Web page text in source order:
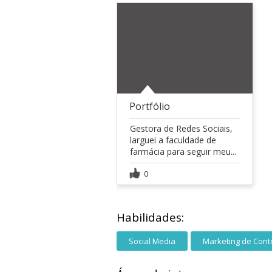
Portfólio
Gestora de Redes Sociais,
larguei a faculdade de
farmácia para seguir meu...
0
Habilidades:
Social Media Marketing de